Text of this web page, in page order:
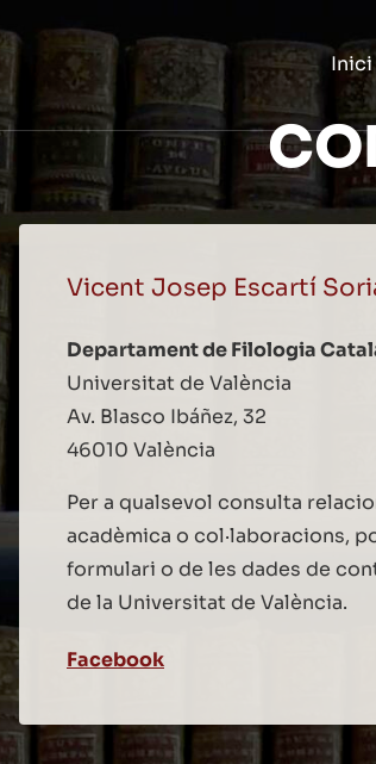
Inici
Vicent Josep Escartí
Departament de Filologia
Universitat de València
Av. Blasco Ibáñez, 32
46010 València
Per a qualsevol consulta
acadèmica o col·laboracions,
formulari o de les dades de
de la Universitat de València.
Facebook